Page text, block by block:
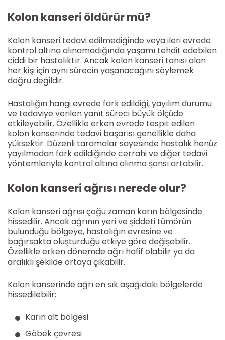
Kolon kanseri öldürür mü?
Kolon kanseri tedavi edilmediğinde veya ileri evrede
kontrol altına alınamadığında yaşamı tehdit edebilen
ciddi bir hastalıktır. Ancak kolon kanseri tanısı alan
her kişi için aynı sürecin yaşanacağını söylemek
doğru değildir.
Hastalığın hangi evrede fark edildiği, yayılım durumu
ve tedaviye verilen yanıt süreci büyük ölçüde
etkileyebilir. Özellikle erken evrede tespit edilen
kolon kanserinde tedavi başarısı genellikle daha
yüksektir. Düzenli taramalar sayesinde hastalık henüz
yayılmadan fark edildiğinde cerrahi ve diğer tedavi
yöntemleriyle kontrol altına alınma şansı artabilir.
Kolon kanseri ağrısı nerede olur?
Kolon kanseri ağrısı çoğu zaman karın bölgesinde
hissedilir. Ancak ağrının yeri ve şiddeti tümörün
bulunduğu bölgeye, hastalığın evresine ve
bağırsakta oluşturduğu etkiye göre değişebilir.
Özellikle erken dönemde ağrı hafif olabilir ya da
aralıklı şekilde ortaya çıkabilir.
Kolon kanserinde ağrı en sık aşağıdaki bölgelerde
hissedilebilir:
Karın alt bölgesi
Göbek çevresi